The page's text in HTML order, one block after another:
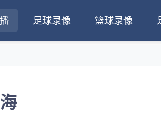
足球录像 篮球录像